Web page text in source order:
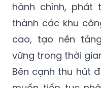
hành chính, phát
thành các khu
cao, tạo nền
vững trong thời
Bên cạnh thu hút